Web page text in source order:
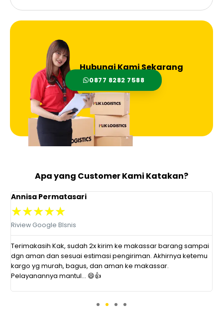
Hubungi Kami Sekarang
0877 8282 7588
Apa yang Customer Kami Katakan?
Annisa Permatasari
★★★★★
Riview Google BIsnis
Terimakasih Kak, sudah 2x kirim ke makassar barang sampai
dgn aman dan sesuai estimasi pengiriman. Akhirnya ketemu
kargo yg murah, bagus, dan aman ke makassar.
Pelayanannya mantul... 😄👍